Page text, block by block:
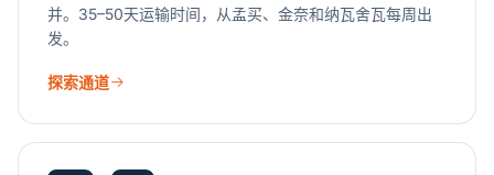
并。35–50天运输时间，从孟买、金奈和纳瓦舍瓦每周出
发。
探索通道